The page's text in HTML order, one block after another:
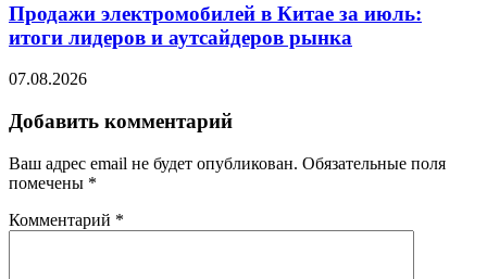
Продажи электромобилей в Китае за июль:
итоги лидеров и аутсайдеров рынка
07.08.2026
Добавить комментарий
Ваш адрес email не будет опубликован. Обязательные поля
помечены *
Комментарий *